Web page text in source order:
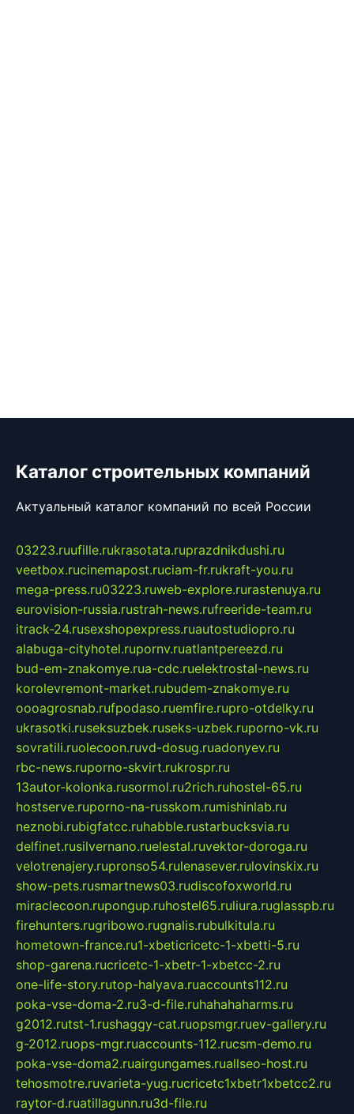
Каталог строительных компаний
Актуальный каталог компаний по всей России
03223.ruufille.rukrasotata.ruprazdnikdushi.ru
veetbox.rucinemapost.ruciam-fr.rukraft-you.ru
mega-press.ru03223.ruweb-explore.rurastenuya.ru
eurovision-russia.rustrah-news.rufreeride-team.ru
itrack-24.rusexshopexpress.ruautostudiopro.ru
alabuga-cityhotel.rupornv.ruatlantpereezd.ru
bud-em-znakomye.rua-cdc.ruelektrostal-news.ru
korolevremont-market.rubudem-znakomye.ru
oooagrosnab.rufpodaso.ruemfire.rupro-otdelky.ru
ukrasotki.ruseksuzbek.ruseks-uzbek.ruporno-vk.ru
sovratili.ruolecoon.ruvd-dosug.ruadonyev.ru
rbc-news.ruporno-skvirt.rukrospr.ru
13autor-kolonka.rusormol.ru2rich.ruhostel-65.ru
hostserve.ruporno-na-russkom.rumishinlab.ru
neznobi.rubigfatcc.ruhabble.rustarbucksvia.ru
delfinet.rusilvernano.ruelestal.ruvektor-doroga.ru
velotrenajery.rupronso54.rulenasever.rulovinskix.ru
show-pets.rusmartnews03.rudiscofoxworld.ru
miraclecoon.rupongup.ruhostel65.ruliura.ruglasspb.ru
firehunters.rugribowo.rugnalis.rubulkitula.ru
hometown-france.ru1-xbeticricetc-1-xbetti-5.ru
shop-garena.rucricetc-1-xbetr-1-xbetcc-2.ru
one-life-story.rutop-halyava.ruaccounts112.ru
poka-vse-doma-2.ru3-d-file.ruhahahaharms.ru
g2012.rutst-1.rushaggy-cat.ruopsmgr.ruev-gallery.ru
g-2012.ruops-mgr.ruaccounts-112.rucsm-demo.ru
poka-vse-doma2.ruairgungames.ruallseo-host.ru
tehosmotre.ruvarieta-yug.rucricetc1xbetr1xbetcc2.ru
raytor-d.ruatillagunn.ru3d-file.ru